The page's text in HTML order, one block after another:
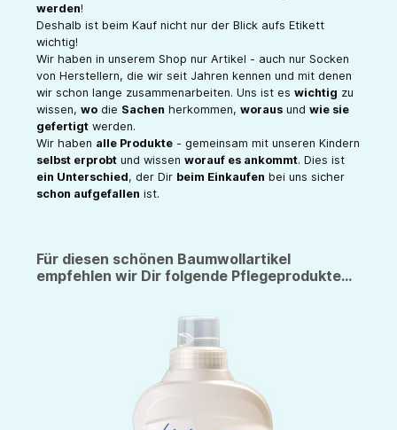
werden!
Deshalb ist beim Kauf nicht nur der Blick aufs Etikett
wichtig!
Wir haben in unserem Shop nur Artikel - auch nur Socken
von Herstellern, die wir seit Jahren kennen und mit denen
wir schon lange zusammenarbeiten. Uns ist es wichtig zu
wissen, wo die Sachen herkommen, woraus und wie sie
gefertigt werden.
Wir haben alle Produkte - gemeinsam mit unseren Kindern
selbst erprobt und wissen worauf es ankommt. Dies ist
ein Unterschied, der Dir beim Einkaufen bei uns sicher
schon aufgefallen ist.
Für diesen schönen Baumwollartikel
empfehlen wir Dir folgende Pflegeprodukte...